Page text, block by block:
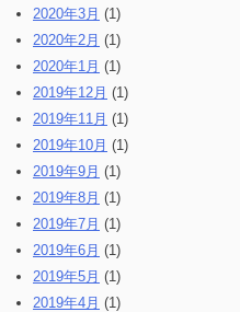
2020年3月 (1)
2020年2月 (1)
2020年1月 (1)
2019年12月 (1)
2019年11月 (1)
2019年10月 (1)
2019年9月 (1)
2019年8月 (1)
2019年7月 (1)
2019年6月 (1)
2019年5月 (1)
2019年4月 (1)